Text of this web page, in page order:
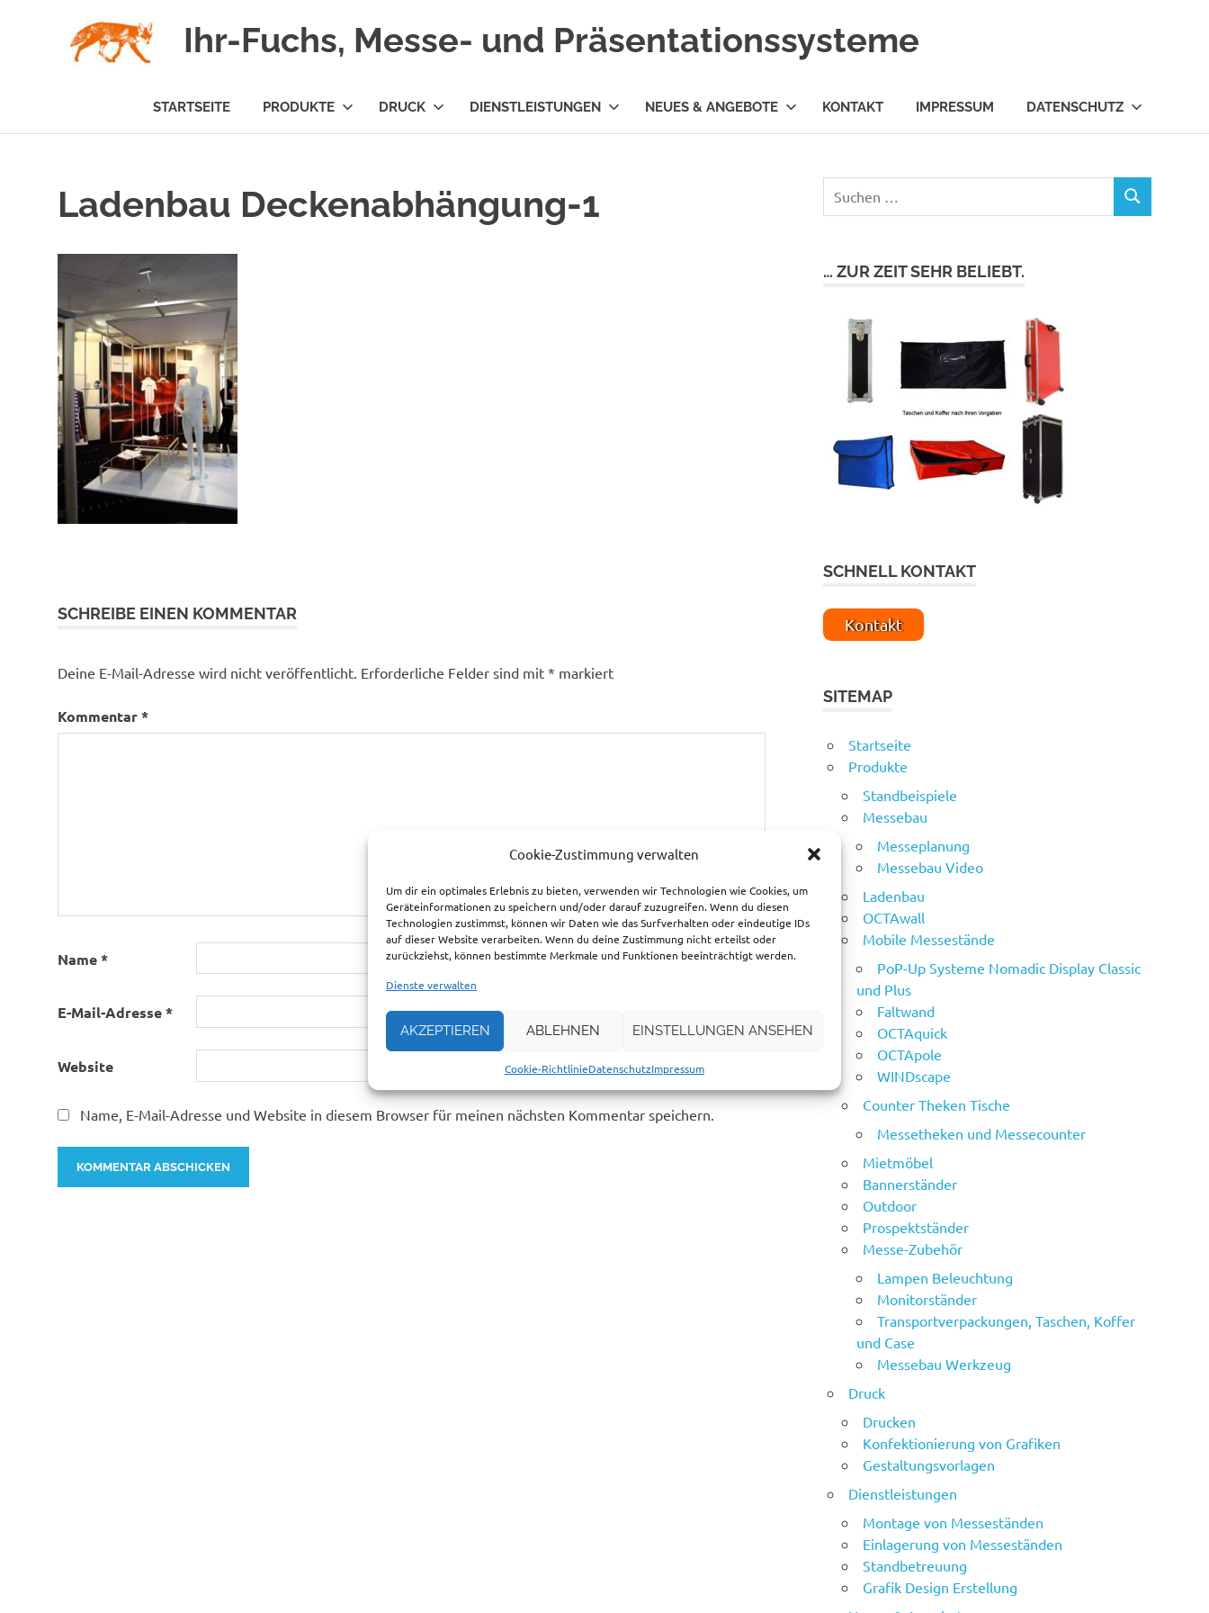
Cookie-Zustimmung verwalten
Um dir ein optimales Erlebnis zu bieten, verwenden wir Technologien wie Cookies, um
Geräteinformationen zu speichern und/oder darauf zuzugreifen. Wenn du diesen
Technologien zustimmst, können wir Daten wie das Surfverhalten oder eindeutige IDs
auf dieser Website verarbeiten. Wenn du deine Zustimmung nicht erteilst oder
zurückziehst, können bestimmte Merkmale und Funktionen beeinträchtigt werden.
Dienste verwalten
AKZEPTIEREN ABLEHNEN EINSTELLUNGEN ANSEHEN
Cookie-RichtlinieDatenschutzImpressum
Ihr-Fuchs, Messe- und Präsentationssysteme
STARTSEITE PRODUKTE DRUCK DIENSTLEISTUNGEN NEUES & ANGEBOTE KONTAKT IMPRESSUM DATENSCHUTZ
Ladenbau Deckenabhängung-1
SCHREIBE EINEN KOMMENTAR
Deine E-Mail-Adresse wird nicht veröffentlicht. Erforderliche Felder sind mit * markiert
Kommentar*
Name*
E-Mail-Adresse*
Website
Name, E-Mail-Adresse und Website in diesem Browser für meinen nächsten Kommentar speichern.
… ZUR ZEIT SEHR BELIEBT.
SCHNELL KONTAKT
Kontakt
SITEMAP
Startseite
Produkte
Standbeispiele
Messebau
Messeplanung
Messebau Video
Ladenbau
OCTAwall
Mobile Messestände
PoP-Up Systeme Nomadic Display Classic
und Plus
Faltwand
OCTAquick
OCTApole
WINDscape
Counter Theken Tische
Messetheken und Messecounter
Mietmöbel
Bannerständer
Outdoor
Prospektständer
Messe-Zubehör
Lampen Beleuchtung
Monitorständer
Transportverpackungen, Taschen, Koffer
und Case
Messebau Werkzeug
Druck
Drucken
Konfektionierung von Grafiken
Gestaltungsvorlagen
Dienstleistungen
Montage von Messeständen
Einlagerung von Messeständen
Standbetreuung
Grafik Design Erstellung